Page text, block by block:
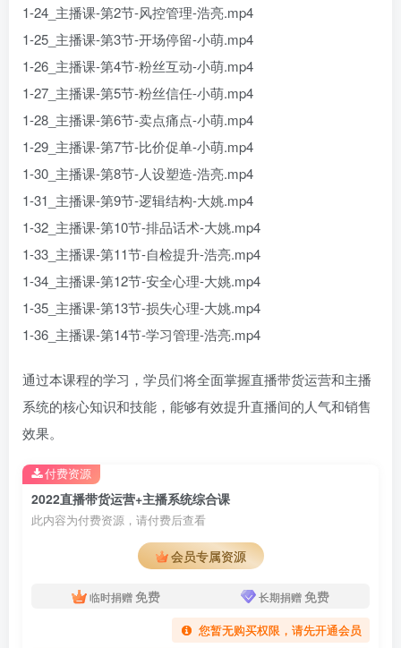
1-24_主播课-第2节-风控管理-浩亮.mp4
1-25_主播课-第3节-开场停留-小萌.mp4
1-26_主播课-第4节-粉丝互动-小萌.mp4
1-27_主播课-第5节-粉丝信任-小萌.mp4
1-28_主播课-第6节-卖点痛点-小萌.mp4
1-29_主播课-第7节-比价促单-小萌.mp4
1-30_主播课-第8节-人设塑造-浩亮.mp4
1-31_主播课-第9节-逻辑结构-大姚.mp4
1-32_主播课-第10节-排品话术-大姚.mp4
1-33_主播课-第11节-自检提升-浩亮.mp4
1-34_主播课-第12节-安全心理-大姚.mp4
1-35_主播课-第13节-损失心理-大姚.mp4
1-36_主播课-第14节-学习管理-浩亮.mp4
通过本课程的学习，学员们将全面掌握直播带货运营和主播
系统的核心知识和技能，能够有效提升直播间的人气和销售
效果。
2022直播带货运营+主播系统综合课
此内容为付费资源，请付费后查看
会员专属资源
临时捐赠免费 长期捐赠免费
您暂无购买权限，请先开通会员
付费资源